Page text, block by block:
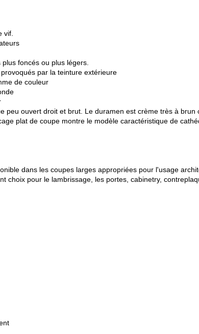
vif.
foncés ou plus légers.
par la teinture extérieure
de couleur
peu ouvert droit et brut. Le duramen est crème très à brun
plat de coupe montre le modèle caractéristique de
dans les coupes larges appropriées pour l'usage
choix pour le lambrissage, les portes, cabinetry,